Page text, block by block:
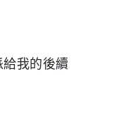
我的後續